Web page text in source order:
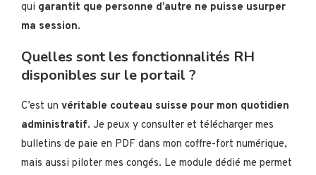
qui garantit que personne d’autre ne puisse usurper
ma session.
Quelles sont les fonctionnalités RH
disponibles sur le portail ?
C’est un véritable couteau suisse pour mon quotidien
administratif. Je peux y consulter et télécharger mes
bulletins de paie en PDF dans mon coffre-fort numérique,
mais aussi piloter mes congés. Le module dédié me permet